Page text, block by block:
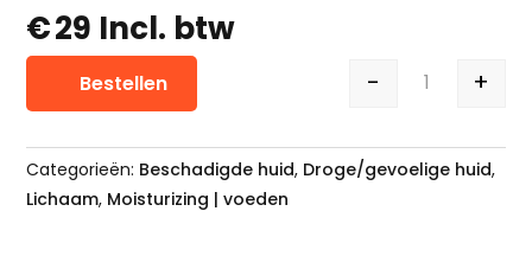
€29 Incl. btw
Eneomey
- +
Bestellen
Categorieën: Beschadigde huid, Droge/gevoelige huid,
Lichaam, Moisturizing | voeden